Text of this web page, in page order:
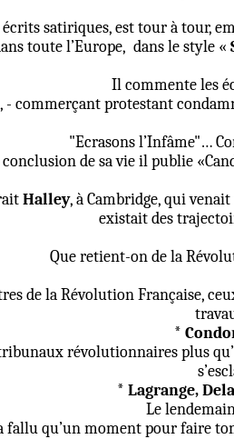
satiriques, est tour à tour,
toute l’Europe, dans le style «
Il commente les
, - commerçant protestant
"Ecrasons l’Infâme"…
de sa vie il publie
Halley, à Cambridge, qui
existait des
Que retient-on de la
de la Révolution Française,
*
révolutionnaires plus
* Lagrange,
Le
fallu qu’un moment pour faire